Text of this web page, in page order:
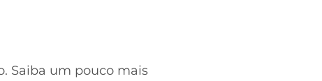
Saiba um pouco mais